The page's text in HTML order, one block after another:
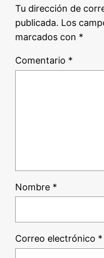
Tu dirección de
publicada. Los
marcados con *
Comentario *
Nombre *
Correo electrónico *